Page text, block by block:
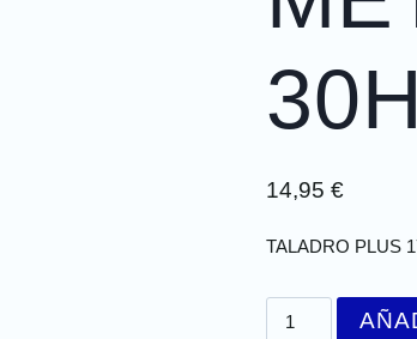
30H
14,95€
TALADRO PLUS